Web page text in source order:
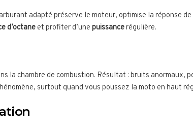
adapté préserve le moteur, optimise la réponse
d’octane et profiter d’une puissancerégulière.
la chambre de combustion. Résultat : bruits anormaux,
surtout quand vous poussez la moto en haut